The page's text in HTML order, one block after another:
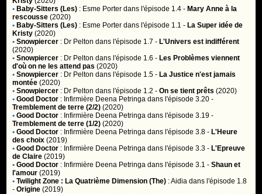
• Baby-Sitters (Les) : Esme Porter dans l'épisode 1.4 - Mary Anne à la
rescousse (2020)
• Baby-Sitters (Les) : Esme Porter dans l'épisode 1.1 - La Super idée de
Kristy (2020)
• Snowpiercer : Dr Pelton dans l'épisode 1.7 - L'Univers est indifférent
(2020)
• Snowpiercer : Dr Pelton dans l'épisode 1.6 - Les Problèmes viennent
d'où on ne les attend pas (2020)
• Snowpiercer : Dr Pelton dans l'épisode 1.5 - La Justice n'est jamais
montée (2020)
• Snowpiercer : Dr Pelton dans l'épisode 1.2 -On se tient prêts (2020)
• Good Doctor : Infirmière Deena Petringa dans l'épisode 3.20 -
Tremblement de terre (2/2) (2020)
• Good Doctor : Infirmière Deena Petringa dans l'épisode 3.19 -
Tremblement de terre (1/2) (2020)
• Good Doctor : Infirmière Deena Petringa dans l'épisode 3.8 - L'Heure
des choix (2019)
• Good Doctor : Infirmière Deena Petringa dans l'épisode 3.3 - L'Epreuve
de Claire (2019)
• Good Doctor : Infirmière Deena Petringa dans l'épisode 3.1 -Shaun et
l'amour (2019)
• Twilight Zone : La Quatrième Dimension (The) :Aidia dans l'épisode 1.8
-Origine (2019)